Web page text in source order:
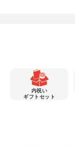
内祝い
ギフトセット